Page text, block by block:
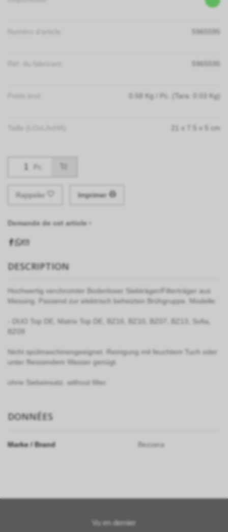
5965595
5965595
Kg / Pc. (Tara: 0.03 Kg)
x x cm
Pc.
Rappeler Imprimer
Demande de cet article ›
DESCRIPTION
Hochwertig verchromter Bodenloser Siebträger/Filterträger aus
Messing. Passend zur elektrisch beheizten Brühgruppe. Modelle:
- DUO Top DE, Matrix Top DE, BZ16, BZ10, BZ07, BZ13, Sofia,
Nicht spülmaschinengeeignet. Reinigung mit feuchtem Tuch oder
unter fliessendem Wasser genügt.
ohne Siebeinsatz. without filter.
DONNÉES
Marke / Brand Bezzera
Vu en dernier